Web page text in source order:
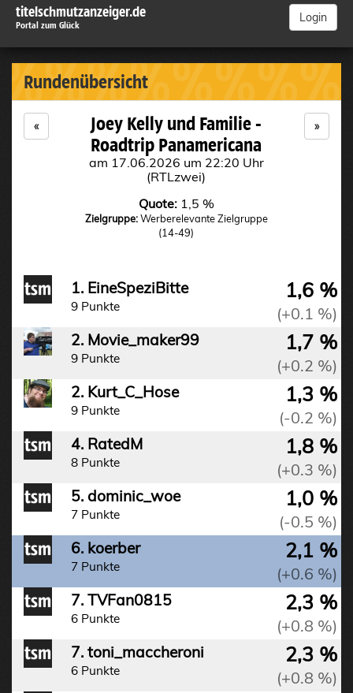
titelschmutzanzeiger.de
Portal zum Glück
Login
Rundenübersicht
«
Joey Kelly und Familie -
Roadtrip Panamericana
am 17.06.2026 um 22:20 Uhr
(RTLzwei)
Quote:1,5 %
Zielgruppe:Werberelevante Zielgruppe
(14-49)
»
1. EineSpeziBitte
9 Punkte
1,6 %
(+0.1 %)
2. Movie_maker99
9 Punkte
1,7 %
(+0.2 %)
2. Kurt_C_Hose
9 Punkte
1,3 %
(-0.2 %)
4. RatedM
8 Punkte
1,8 %
(+0.3 %)
5. dominic_woe
7 Punkte
1,0 %
(-0.5 %)
6. koerber
7 Punkte
2,1 %
(+0.6 %)
7. TVFan0815
6 Punkte
2,3 %
(+0.8 %)
7. toni_maccheroni
6 Punkte
2,3 %
(+0.8 %)